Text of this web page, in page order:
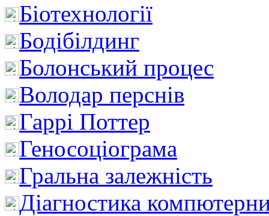
Біотехнології
Бодібілдинг
Болонський процес
Володар перснів
Гаррі Поттер
Геносоціограма
Гральна залежність
Діагностика